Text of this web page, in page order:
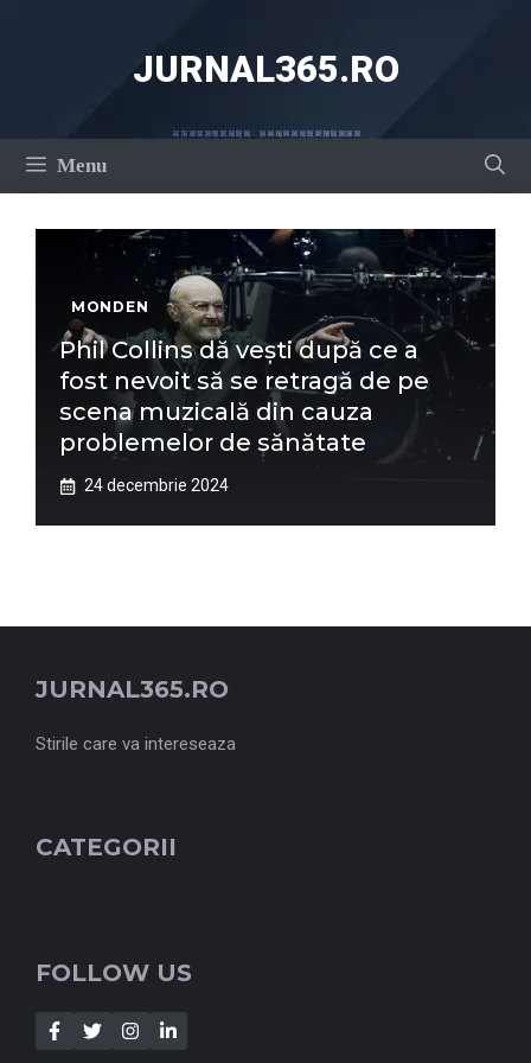
JURNAL365.RO
Menu
MONDEN
Phil Collins dă vești după ce a
fost nevoit să se retragă de pe
scena muzicală din cauza
problemelor de sănătate
24 decembrie 2024
JURNAL365.RO
Stirile care va intereseaza
CATEGORII
FOLLOW US